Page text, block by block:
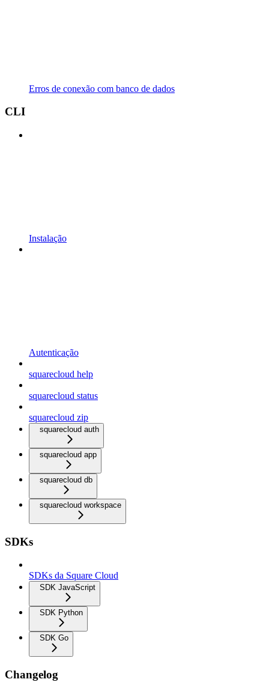
Erros de conexão com banco de dados
CLI
Instalação
Autenticação
squarecloud help
squarecloud status
squarecloud zip
squarecloud auth
squarecloud app
squarecloud db
squarecloud workspace
SDKs
SDKs da Square Cloud
SDK JavaScript
SDK Python
SDK Go
Changelog